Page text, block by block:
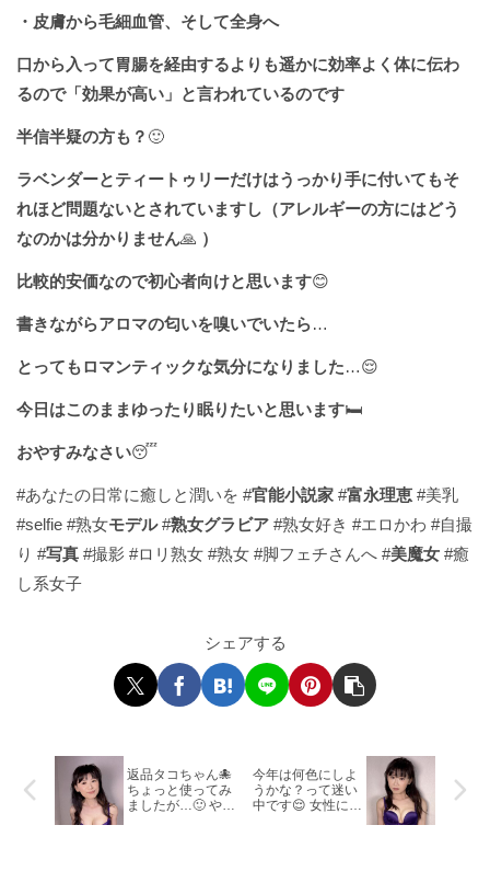
・皮膚から毛細血管、そして全身へ
口から入って胃腸を経由するよりも遥かに効率よく体に伝わ
るので「効果が高い」と言われているのです
半信半疑の方も？ 🙂
ラベンダーとティートゥリーだけはうっかり手に付いてもそ
れほど問題ないとされていますし（アレルギーの方にはどう
なのかは分かりません🙏 ）
比較的安価なので初心者向けと思います😊
書きながらアロマの匂いを嗅いでいたら…
とってもロマンティックな気分になりました…😌
今日はこのままゆったり眠りたいと思います🛏
おやすみなさい😴
#あなたの日常に癒しと潤いを #官能小説家 #富永理恵 #美乳
#selfie #熟女モデル#熟女グラビア #熟女好き #エロかわ #自撮
り #写真 #撮影 #ロリ熟女 #熟女 #脚フェチさんへ #美魔女 #癒
し系女子
シェアする
返品タコちゃん🐙
ちょっと使ってみ
ましたが…🙂 やっ
今年は何色にしよ
うかな？って迷い
中です😌 女性には